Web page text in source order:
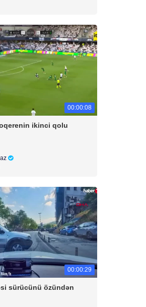
00:00:08
ikinci qolu
00:00:29
sürücünü özündən